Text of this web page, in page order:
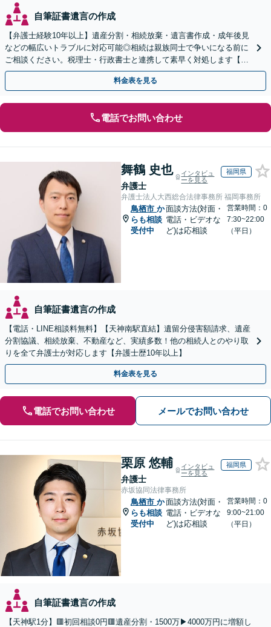
自筆証書遺言の作成
【弁護士経験10年以上】遺産分割・相続放棄・遺言書作成・成年後見
などの幅広いトラブルに対応可能◎相続は親族同士で争いになる前に
ご相談ください。税理士・行政書士と連携して素早く対処します【夜
間・休日の相談可能】【初回のご相談30分無料】
料金表を見る
電話でお問い合わせ
舞鶴 史也
弁護士
インタビュ
ーを見る
福岡県
弁護士法人大西総合法律事務所 福岡事務所
鳥栖市 か
らも相談
受付中
面談方法(対面・
電話・ビデオな
ど)は応相談
営業時間：0
7:30~22:00
（平日）
自筆証書遺言の作成
【電話・LINE相談料無料】【天神南駅直結】遺留分侵害額請求、遺産
分割協議、相続放棄、不動産など、実績多数！他の相続人とのやり取
りを全て弁護士が対応します【弁護士歴10年以上】
料金表を見る
電話でお問い合わせ メールでお問い合わせ
栗原 悠輔
弁護士
インタビュ
ーを見る
福岡県
赤坂協同法律事務所
鳥栖市 か
らも相談
受付中
面談方法(対面・
電話・ビデオな
ど)は応相談
営業時間：0
9:00~21:00
（平日）
自筆証書遺言の作成
【天神駅1分】🟥初回相談0円🟥遺産分割・1500万▶4000万円に増額し